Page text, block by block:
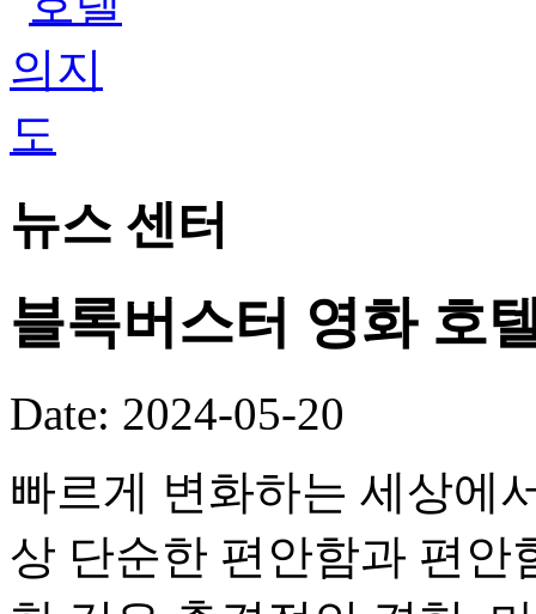
뉴스 센터
블록버스터 영화 호
Date: 2024-05-20
빠르게 변화하는 세상에
상 단순한 편안함과 편안